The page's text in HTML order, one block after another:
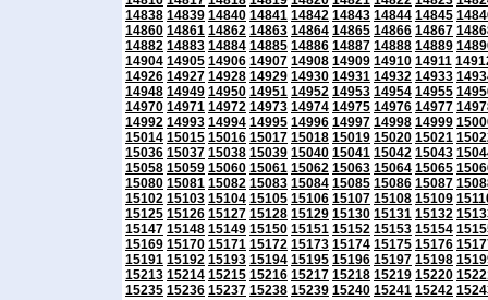
14838 14839 14840 14841 14842 14843 14844 14845
14860 14861 14862 14863 14864 14865 14866 14867
14882 14883 14884 14885 14886 14887 14888 14889
14904 14905 14906 14907 14908 14909 14910 14911
14926 14927 14928 14929 14930 14931 14932 14933
14948 14949 14950 14951 14952 14953 14954 14955
14970 14971 14972 14973 14974 14975 14976 14977
14992 14993 14994 14995 14996 14997 14998 14999
15014 15015 15016 15017 15018 15019 15020 15021
15036 15037 15038 15039 15040 15041 15042 15043
15058 15059 15060 15061 15062 15063 15064 15065
15080 15081 15082 15083 15084 15085 15086 15087
15102 15103 15104 15105 15106 15107 15108 15109
15125 15126 15127 15128 15129 15130 15131 15132
15147 15148 15149 15150 15151 15152 15153 15154
15169 15170 15171 15172 15173 15174 15175 15176
15191 15192 15193 15194 15195 15196 15197 15198
15213 15214 15215 15216 15217 15218 15219 15220
15235 15236 15237 15238 15239 15240 15241 15242